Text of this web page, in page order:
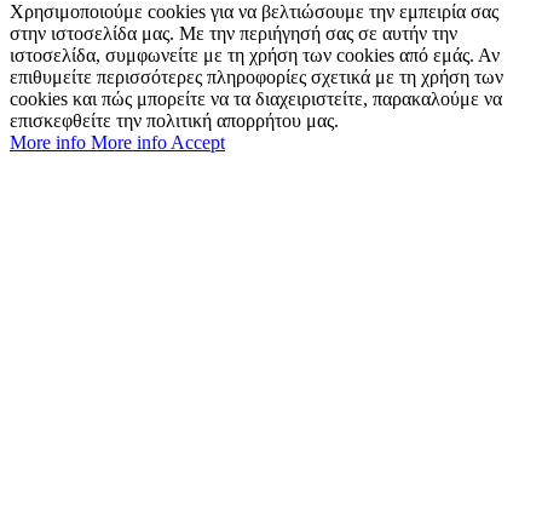
Χρησιμοποιούμε cookies για να βελτιώσουμε την εμπειρία σας
στην ιστοσελίδα μας. Με την περιήγησή σας σε αυτήν την
ιστοσελίδα, συμφωνείτε με τη χρήση των cookies από εμάς. Αν
επιθυμείτε περισσότερες πληροφορίες σχετικά με τη χρήση των
cookies και πώς μπορείτε να τα διαχειριστείτε, παρακαλούμε να
επισκεφθείτε την πολιτική απορρήτου μας.
More info More info Accept